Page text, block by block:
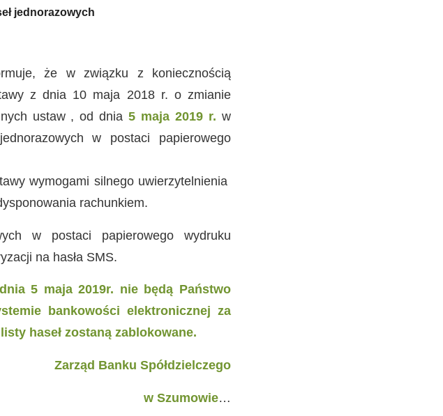
jednorazowych
że w związku z koniecznością
z dnia 10 maja 2018 r. o zmianie
ustaw , od dnia5 maja 2019 r. w
w postaci papierowego
wymogami silnego uwierzytelnienia
rachunkiem.
w postaci papierowego wydruku
na hasła SMS.
5 maja 2019r. nie będą Państwo
bankowości elektronicznej za
haseł zostaną zablokowane.
Zarząd Banku Spółdzielczego
…